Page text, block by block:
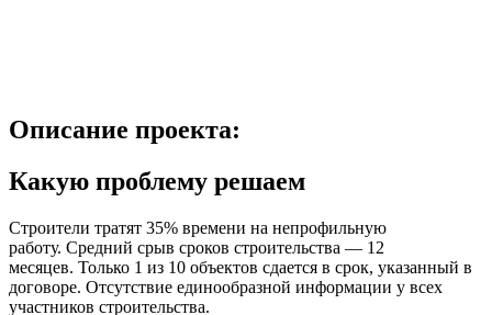
Описание проекта:
Какую проблему решаем
Строители тратят 35% времени на непрофильную
работу. Средний срыв сроков строительства — 12
месяцев. Только 1 из 10 объектов сдается в срок, указанный в
договоре. Отсутствие единообразной информации у всех
участников строительства.